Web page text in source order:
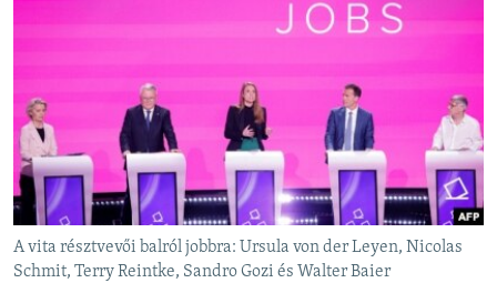
A PÉNZ NYOMÁBAN
EURÓPAI UNIÓ
VILÁG
KLÍMAVÁLTOZÁS
A MÚLT TANULSÁGAI
A vita résztvevői balról jobbra: Ursula von der Leyen, Nicolas
Schmit, Terry Reintke, Sandro Gozi és Walter Baier